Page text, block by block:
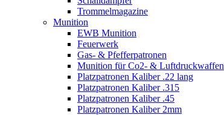
Trommelmagazine
Munition
EWB Munition
Feuerwerk
Gas- & Pfefferpatronen
Munition für Co2- & Luftdruckwaffen
Platzpatronen Kaliber .22 lang
Platzpatronen Kaliber .315
Platzpatronen Kaliber .45
Platzpatronen Kaliber 2mm